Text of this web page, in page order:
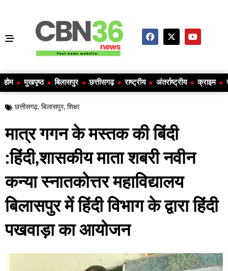
होम मुखपृष्ठ बिलासपुर छत्तीसगढ़ राष्ट्रीय अंतर्राष्ट्रीय क्राइम
छत्तीसगढ़, बिलासपुर, शिक्षा
मात्र गगन के मस्तक की बिंदी
:हिंदी,शासकीय माता शबरी नवीन
कन्या स्नातकोत्तर महाविद्यालय
बिलासपुर में हिंदी विभाग के द्वारा हिंदी
पखवाड़ा का आयोजन